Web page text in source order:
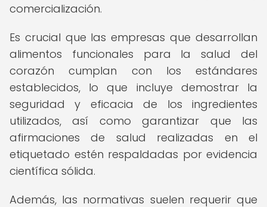
comercialización.
Es crucial que las empresas que desarrollan
alimentos funcionales para la salud del
corazón cumplan con los estándares
establecidos, lo que incluye demostrar la
seguridad y eficacia de los ingredientes
utilizados, así como garantizar que las
afirmaciones de salud realizadas en el
etiquetado estén respaldadas por evidencia
científica sólida.
Además, las normativas suelen requerir que